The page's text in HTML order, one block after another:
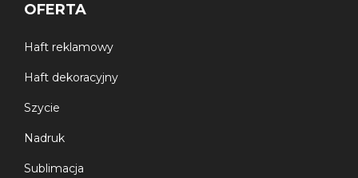
OFERTA
Haft reklamowy
Haft dekoracyjny
Szycie
Nadruk
Sublimacja